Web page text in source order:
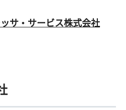
サ・サービス株式会社